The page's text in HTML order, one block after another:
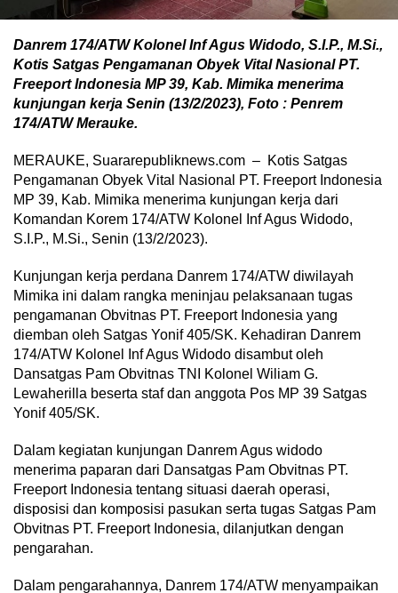
Danrem 174/ATW Kolonel Inf Agus Widodo, S.I.P., M.Si.,
Kotis Satgas Pengamanan Obyek Vital Nasional PT.
Freeport Indonesia MP 39, Kab. Mimika menerima
kunjungan kerja Senin (13/2/2023), Foto : Penrem
174/ATW Merauke.
MERAUKE, Suararepubliknews.com – Kotis Satgas
Pengamanan Obyek Vital Nasional PT. Freeport Indonesia
MP 39, Kab. Mimika menerima kunjungan kerja dari
Komandan Korem 174/ATW Kolonel Inf Agus Widodo,
S.I.P., M.Si., Senin (13/2/2023).
Kunjungan kerja perdana Danrem 174/ATW diwilayah
Mimika ini dalam rangka meninjau pelaksanaan tugas
pengamanan Obvitnas PT. Freeport Indonesia yang
diemban oleh Satgas Yonif 405/SK. Kehadiran Danrem
174/ATW Kolonel Inf Agus Widodo disambut oleh
Dansatgas Pam Obvitnas TNI Kolonel Wiliam G.
Lewaherilla beserta staf dan anggota Pos MP 39 Satgas
Yonif 405/SK.
Dalam kegiatan kunjungan Danrem Agus widodo
menerima paparan dari Dansatgas Pam Obvitnas PT.
Freeport Indonesia tentang situasi daerah operasi,
disposisi dan komposisi pasukan serta tugas Satgas Pam
Obvitnas PT. Freeport Indonesia, dilanjutkan dengan
pengarahan.
Dalam pengarahannya, Danrem 174/ATW menyampaikan